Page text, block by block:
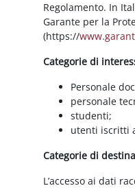
Regolamento. In
Garante per la
(https://
Categorie di
Personale
personale
studenti;
utenti iscritti
Categorie di
L’accesso ai dati